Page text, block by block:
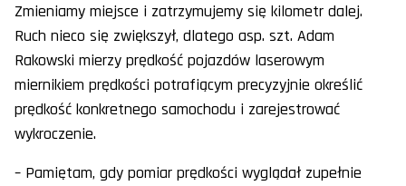
Zmieniamy miejsce i zatrzymujemy się kilometr dalej.
Ruch nieco się zwiększył, dlatego asp. szt. Adam
Rakowski mierzy prędkość pojazdów laserowym
miernikiem prędkości potrafiącym precyzyjnie określić
prędkość konkretnego samochodu i zarejestrować
wykroczenie.
– Pamiętam, gdy pomiar prędkości wyglądał zupełnie